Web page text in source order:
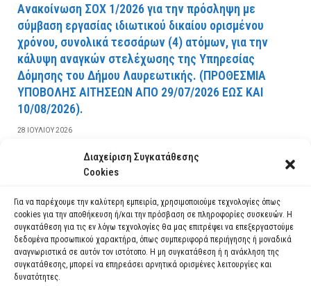
Διαχείριση Συγκατάθεσης
Cookies
Για να παρέχουμε την καλύτερη εμπειρία, χρησιμοποιούμε τεχνολογίες όπως
cookies για την αποθήκευση ή/και την πρόσβαση σε πληροφορίες συσκευών. Η
συγκατάθεση για τις εν λόγω τεχνολογίες θα μας επιτρέψει να επεξεργαστούμε
δεδομένα προσωπικού χαρακτήρα, όπως συμπεριφορά περιήγησης ή μοναδικά
αναγνωριστικά σε αυτόν τον ιστότοπο. Η μη συγκατάθεση ή η ανάκληση της
συγκατάθεσης, μπορεί να επηρεάσει αρνητικά ορισμένες λειτουργίες και
δυνατότητες.
Ανακοίνωση ΣΟΧ 1/2026 για την πρόσληψη με
σύμβαση εργασίας ιδιωτικού δικαίου ορισμένου
χρόνου, συνολικά τεσσάρων (4) ατόμων, για την
κάλυψη αναγκών στελέχωσης της Υπηρεσίας
Δόμησης του Δήμου Λαυρεωτικής. (ΠPOΘEΣMIA
YΠOBOΛHΣ AITHΣEΩN AΠO 29/07/2026 EΩΣ KAI
10/08/2026).
28 ΙΟΥΛΊΟΥ 2026
ΔΙΑΒΆΣΤΕ ΠΕΡΙΣΣΌΤΕΡΑ